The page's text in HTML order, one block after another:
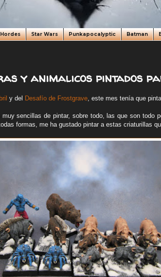
Star Wars Punkapocalyptic Batman
y animalicos pintados
y del Desafío de Frostgrave, este mes tenía que
sencillas de pintar, sobre todo, las que son todo
formas, me ha gustado pintar a estas criaturillas